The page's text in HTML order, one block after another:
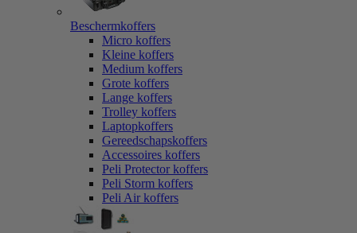
Beschermkoffers
Micro koffers
Kleine koffers
Medium koffers
Grote koffers
Lange koffers
Trolley koffers
Laptopkoffers
Gereedschapskoffers
Accessoires koffers
Peli Protector koffers
Peli Storm koffers
Peli Air koffers